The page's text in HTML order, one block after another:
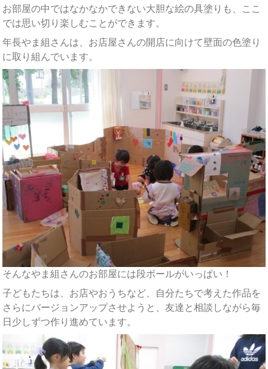
お部屋の中ではなかなかできない大胆な絵の具塗りも、ここ
では思い切り楽しむことができます。
年長やま組さんは、お店屋さんの開店に向けて壁面の色塗り
に取り組んでいます。
そんなやま組さんのお部屋には段ボールがいっぱい！
子どもたちは、お店やおうちなど、自分たちで考えた作品を
さらにバージョンアップさせようと、友達と相談しながら毎
日少しずつ作り進めています。